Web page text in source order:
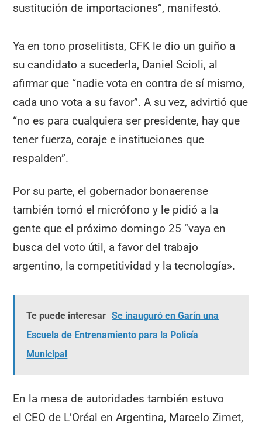
sustitución de importaciones”, manifestó.
Ya en tono proselitista, CFK le dio un guiño a
su candidato a sucederla, Daniel Scioli, al
afirmar que “nadie vota en contra de sí mismo,
cada uno vota a su favor”. A su vez, advirtió que
“no es para cualquiera ser presidente, hay que
tener fuerza, coraje e instituciones que
respalden”.
Por su parte, el gobernador bonaerense
también tomó el micrófono y le pidió a la
gente que el próximo domingo 25 “vaya en
busca del voto útil, a favor del trabajo
argentino, la competitividad y la tecnología».
Te puede interesar Se inauguró en Garín una
Escuela de Entrenamiento para la Policía
Municipal
En la mesa de autoridades también estuvo
el CEO de L’Oréal en Argentina, Marcelo Zimet,